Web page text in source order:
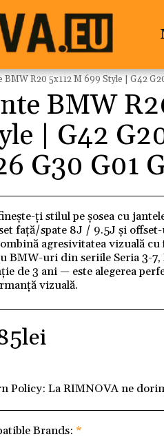
BMW R20 5x112 M 699 Style | G42
BMW
| G42
G30 G01
ți stilul pe șosea cu
față/spate 8J / 9.5J și
agresivitatea vizuală
BMW-uri din seriile Seria 3-
de 3 ani — este alegerea
vizuală.
lei
Policy: La RIMNOVA ne
Brands: *